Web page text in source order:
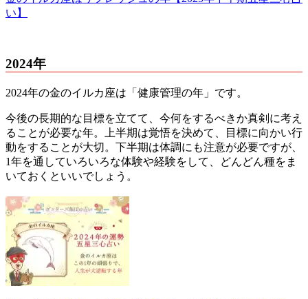
い】
2024年
2024年の金のイルカ座は「健康管理の年」です。
今後の長期的な目標を立てて、今何をするべきか真剣に考え
ることが必要な年。上半期は覚悟を決めて、目標に向かい行
動をすることが大切。下半期は体調にも注意が必要ですが、
1年を通していろいろな体験や経験をして、どんどん種をま
いておくといいでしょう。
▼詳しくはこちら